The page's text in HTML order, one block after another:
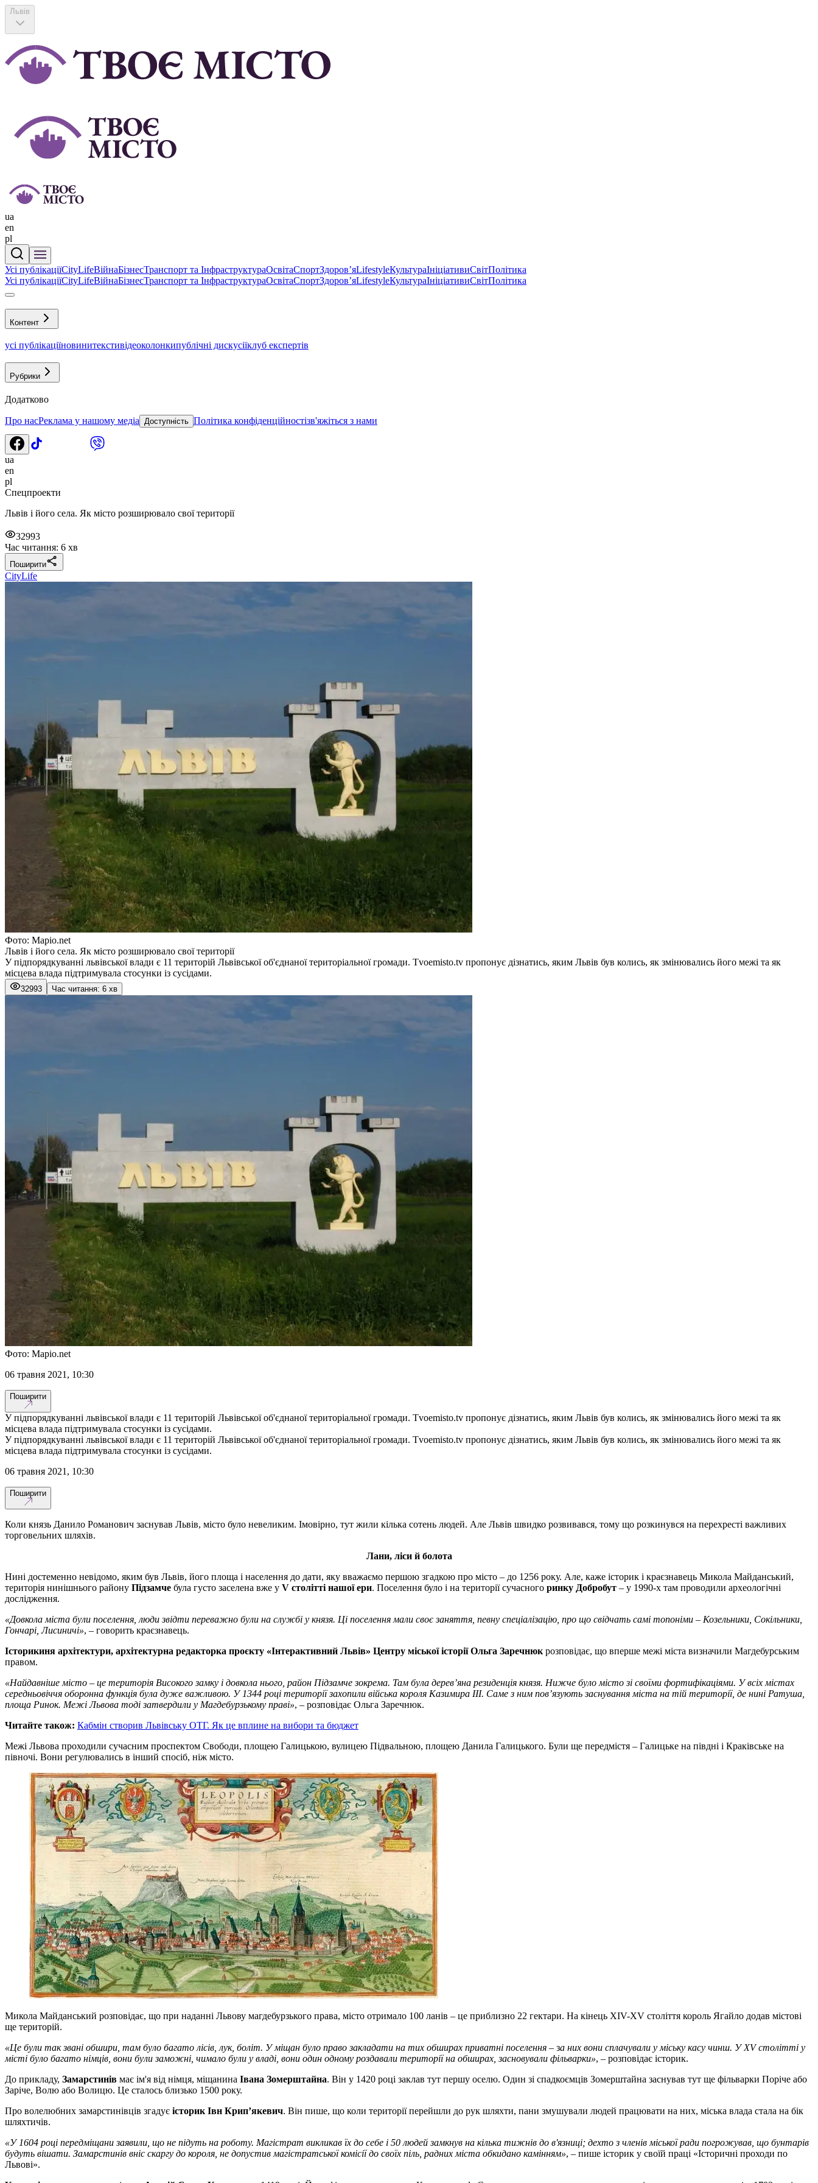
Львів
ua
en
pl
Усі публікаціїCityLifeВійнаБізнесТранспорт та ІнфраструктураОсвітаСпортЗдоровʼяLifestyleКультураІніціативиСвітПолітика
Усі публікаціїCityLifeВійнаБізнесТранспорт та ІнфраструктураОсвітаСпортЗдоровʼяLifestyleКультураІніціативиСвітПолітика
Контент
усі публікаціїновинитекстивідеоколонкипублічні дискусіїклуб експертів
Рубрики
Додатково
Про насРеклама у нашому медіа Доступність Політика конфіденційностізв'яжіться з нами
ua
en
pl
Спецпроекти
Львів і його села. Як місто розширювало свої території
32993
Час читання: 6 хв
Поширити
CityLife
Фото: Mapio.net
Львів і його села. Як місто розширювало свої території
У підпорядкуванні львівської влади є 11 територій Львівської об'єднаної територіальної громади. Tvoemisto.tv пропонує дізнатись, яким Львів був колись, як змінювались його межі та як
місцева влада підтримувала стосунки із сусідами.
32993 Час читання: 6 хв
Фото: Mapio.net
06 травня 2021, 10:30
Поширити
У підпорядкуванні львівської влади є 11 територій Львівської об'єднаної територіальної громади. Tvoemisto.tv пропонує дізнатись, яким Львів був колись, як змінювались його межі та як
місцева влада підтримувала стосунки із сусідами.
У підпорядкуванні львівської влади є 11 територій Львівської об'єднаної територіальної громади. Tvoemisto.tv пропонує дізнатись, яким Львів був колись, як змінювались його межі та як
місцева влада підтримувала стосунки із сусідами.
06 травня 2021, 10:30
Поширити
Коли князь Данило Романович заснував Львів, місто було невеликим. Імовірно, тут жили кілька сотень людей. Але Львів швидко розвивався, тому що розкинувся на перехресті важливих
торговельних шляхів.
Лани, ліси й болота
Нині достеменно невідомо, яким був Львів, його площа і населення до дати, яку вважаємо першою згадкою про місто – до 1256 року. Але, каже історик і краєзнавець Микола Майданський,
територія нинішнього району Підзамче була густо заселена вже у V столітті нашої ери. Поселення було і на території сучасного ринку Добробут – у 1990-х там проводили археологічні
дослідження.
«Довкола міста були поселення, люди звідти переважно були на службі у князя. Ці поселення мали своє заняття, певну спеціалізацію, про що свідчать самі топоніми – Козельники, Сокільники,
Гончарі, Лисиничі», – говорить краєзнавець.
Історикиня архітектури, архітектурна редакторка проєкту «Інтерактивний Львів» Центру міської історії Ольга Заречнюк розповідає, що вперше межі міста визначили Магдебурським
правом.
«Найдавніше місто – це територія Високого замку і довкола нього, район Підзамче зокрема. Там була дерев’яна резиденція князя. Нижче було місто зі своїми фортифікаціями. У всіх містах
середньовіччя оборонна функція була дуже важливою. У 1344 році території захопили війська короля Казимира ІІІ. Саме з ним пов’язують заснування міста на тій території, де нині Ратуша,
площа Ринок. Межі Львова тоді затвердили у Магдебурзькому праві», – розповідає Ольга Заречнюк.
Читайте також: Кабмін створив Львівську ОТГ. Як це вплине на вибори та бюджет
Межі Львова проходили сучасним проспектом Свободи, площею Галицькою, вулицею Підвальною, площею Данила Галицького. Були ще передмістя – Галицьке на півдні і Краківське на
півночі. Вони регулювались в інший спосіб, ніж місто.
Микола Майданський розповідає, що при наданні Львову магдебурзького права, місто отримало 100 ланів – це приблизно 22 гектари. На кінець XIV-XV століття король Ягайло додав містові
ще територій.
«Це були так звані обшири, там було багато лісів, лук, боліт. У міщан було право закладати на тих обширах приватні поселення – за них вони сплачували у міську касу чинш. У XV столітті у
місті було багато німців, вони були заможні, чимало були у владі, вони один одному роздавали території на обширах, засновували фільварки», – розповідає історик.
До прикладу, Замарстинів має ім'я від німця, міщанина Івана Зомерштайна. Він у 1420 році заклав тут першу оселю. Один зі спадкоємців Зомерштайна заснував тут ще фільварки Поріче або
Заріче, Волю або Волицю. Це сталось близько 1500 року.
Про волелюбних замарстинівців згадує історик Івн Крип’якевич. Він пише, що коли території перейшли до рук шляхти, пани змушували людей працювати на них, міська влада стала на бік
шляхтичів.
«У 1604 році передміщани заявили, що не підуть на роботу. Магістрат викликав їх до себе і 50 людей замкнув на кілька тижнів до в'язниці; дехто з членів міської ради погрожував, що бунтарів
будуть вішати. Замарстинів вніс скаргу до короля, не допустив магістратської комісії до своїх піль, радних міста обкидано камінням», – пише історик у своїй праці «Історичні проходи по
Львові».